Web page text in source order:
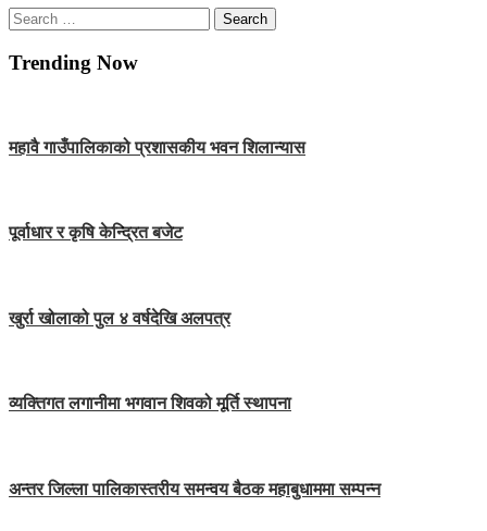
Search
for:
Trending Now
महावै गाउँपालिकाको प्रशासकीय भवन शिलान्यास
पूर्वाधार र कृषि केन्द्रित बजेट
खुर्रा खोलाको पुल ४ वर्षदेखि अलपत्र
व्यक्तिगत लगानीमा भगवान शिवको मूर्ति स्थापना
अन्तर जिल्ला पालिकास्तरीय समन्वय बैठक महाबुधाममा सम्पन्न